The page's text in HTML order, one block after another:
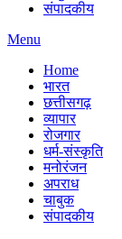
संपादकीय
Menu
Home
भारत
छत्तीसगढ़
व्यापार
रोजगार
धर्म-संस्कृति
मनोरंजन
अपराध
चाबुक
संपादकीय